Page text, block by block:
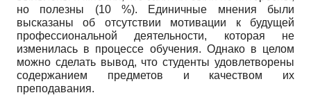
но полезны (10 %). Единичные мнения были
высказаны об отсутствии мотивации к будущей
профессиональной деятельности, которая не
изменилась в процессе обучения. Однако в целом
можно сделать вывод, что студенты удовлетворены
содержанием предметов и качеством их
преподавания.